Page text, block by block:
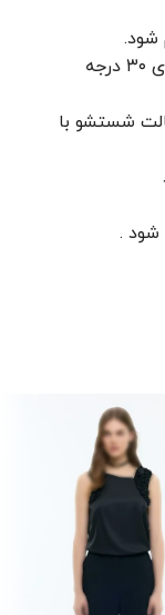
شود.
شستشو با ماشین لباسشویی با حداکثر دمای ۳۰ درجه
شستشو با
شود .